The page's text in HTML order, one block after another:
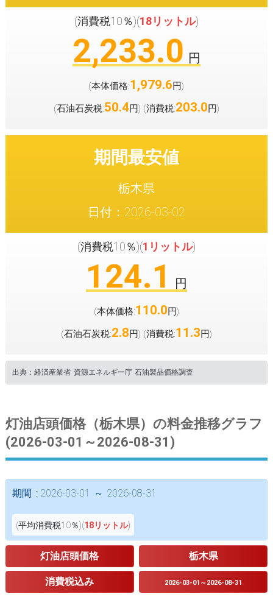
(消費税10％)(18リットル)
2,233.0 円
(本体価格:1,979.6円)
(石油石炭税:50.4円) (消費税:203.0円)
期間最安値
栃木県
日付：2026-03-02
(消費税10％)(1リットル)
124.1 円
(本体価格:110.0円)
(石油石炭税:2.8円) (消費税:11.3円)
出典：経済産業省 資源エネルギー庁 石油製品価格調査
灯油店頭価格（栃木県）の料金推移グラフ
(2026-03-01～2026-08-31)
期間 : 2026-03-01 ～ 2026-08-31
(平均消費税10％)(18リットル)
灯油店頭価格 栃木県
消費税込み 2026-03-01～2026-08-31